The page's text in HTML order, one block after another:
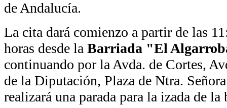
de Andalucía.
La cita dará comienzo a partir de las
horas desde la Barriada "El
continuando por la Avda. de Cortes,
de la Diputación, Plaza de Ntra.
realizará una parada para la izada de